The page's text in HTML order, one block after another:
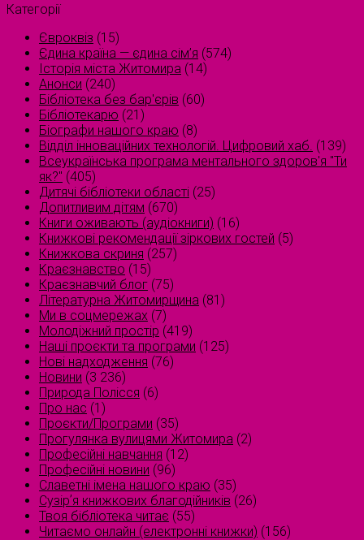
Категорії
Євроквіз (15)
Єдина країна — єдина сім’я (574)
Історія міста Житомира (14)
Анонси (240)
Бібліотека без бар'єрів (60)
Бібліотекарю (21)
Біографи нашого краю (8)
Відділ інноваційних технологій. Цифровий хаб. (139)
Всеукраїнська програма ментального здоров'я "Ти
як?" (405)
Дитячі бібліотеки області (25)
Допитливим дітям (670)
Книги оживають (аудіокниги) (16)
Книжкові рекомендації зіркових гостей (5)
Книжкова скриня (257)
Краєзнавство (15)
Краєзнавчий блог (75)
Літературна Житомирщина (81)
Ми в соцмережах (7)
Молодіжний простір (419)
Наші проєкти та програми (125)
Нові надходження (76)
Новини (3 236)
Природа Полісся (6)
Про нас (1)
Проєкти/Програми (35)
Прогулянка вулицями Житомира (2)
Професійні навчання (12)
Професійні новини (96)
Славетні імена нашого краю (35)
Сузірʼя книжкових благодійників (26)
Твоя бібліотека читає (55)
Читаємо онлайн (електронні книжки) (156)